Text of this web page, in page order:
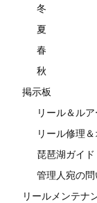
冬
夏
春
秋
掲示板
リール＆ル
リール修理
琵琶湖ガイ
管理人宛の
リールメンテナ